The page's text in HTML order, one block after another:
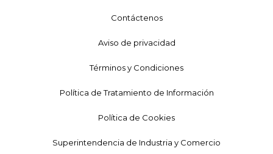
Contáctenos
Aviso de privacidad
Términos y Condiciones
Política de Tratamiento de Información
Política de Cookies
Superintendencia de Industria y Comercio